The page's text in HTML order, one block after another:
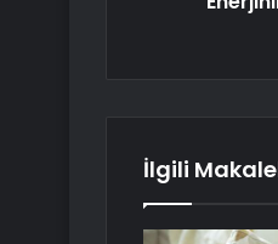
İlgili